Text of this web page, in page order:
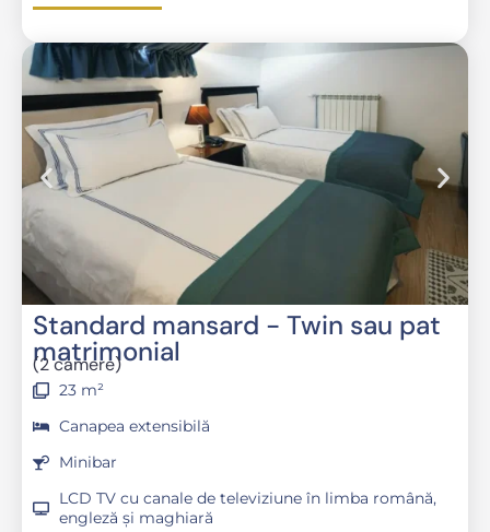
Standard mansard - Twin sau pat
matrimonial
(2 camere)
23 m²
Canapea extensibilă
Minibar
LCD TV cu canale de televiziune în limba română,
engleză și maghiară